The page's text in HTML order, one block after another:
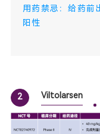
用药禁忌：给药前
阳性
2 Viltolarsen